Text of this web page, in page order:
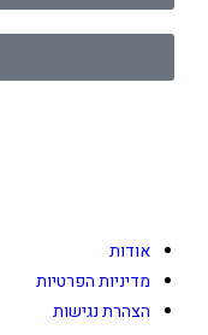
אודות
מדיניות הפרטיות
הצהרת נגישות